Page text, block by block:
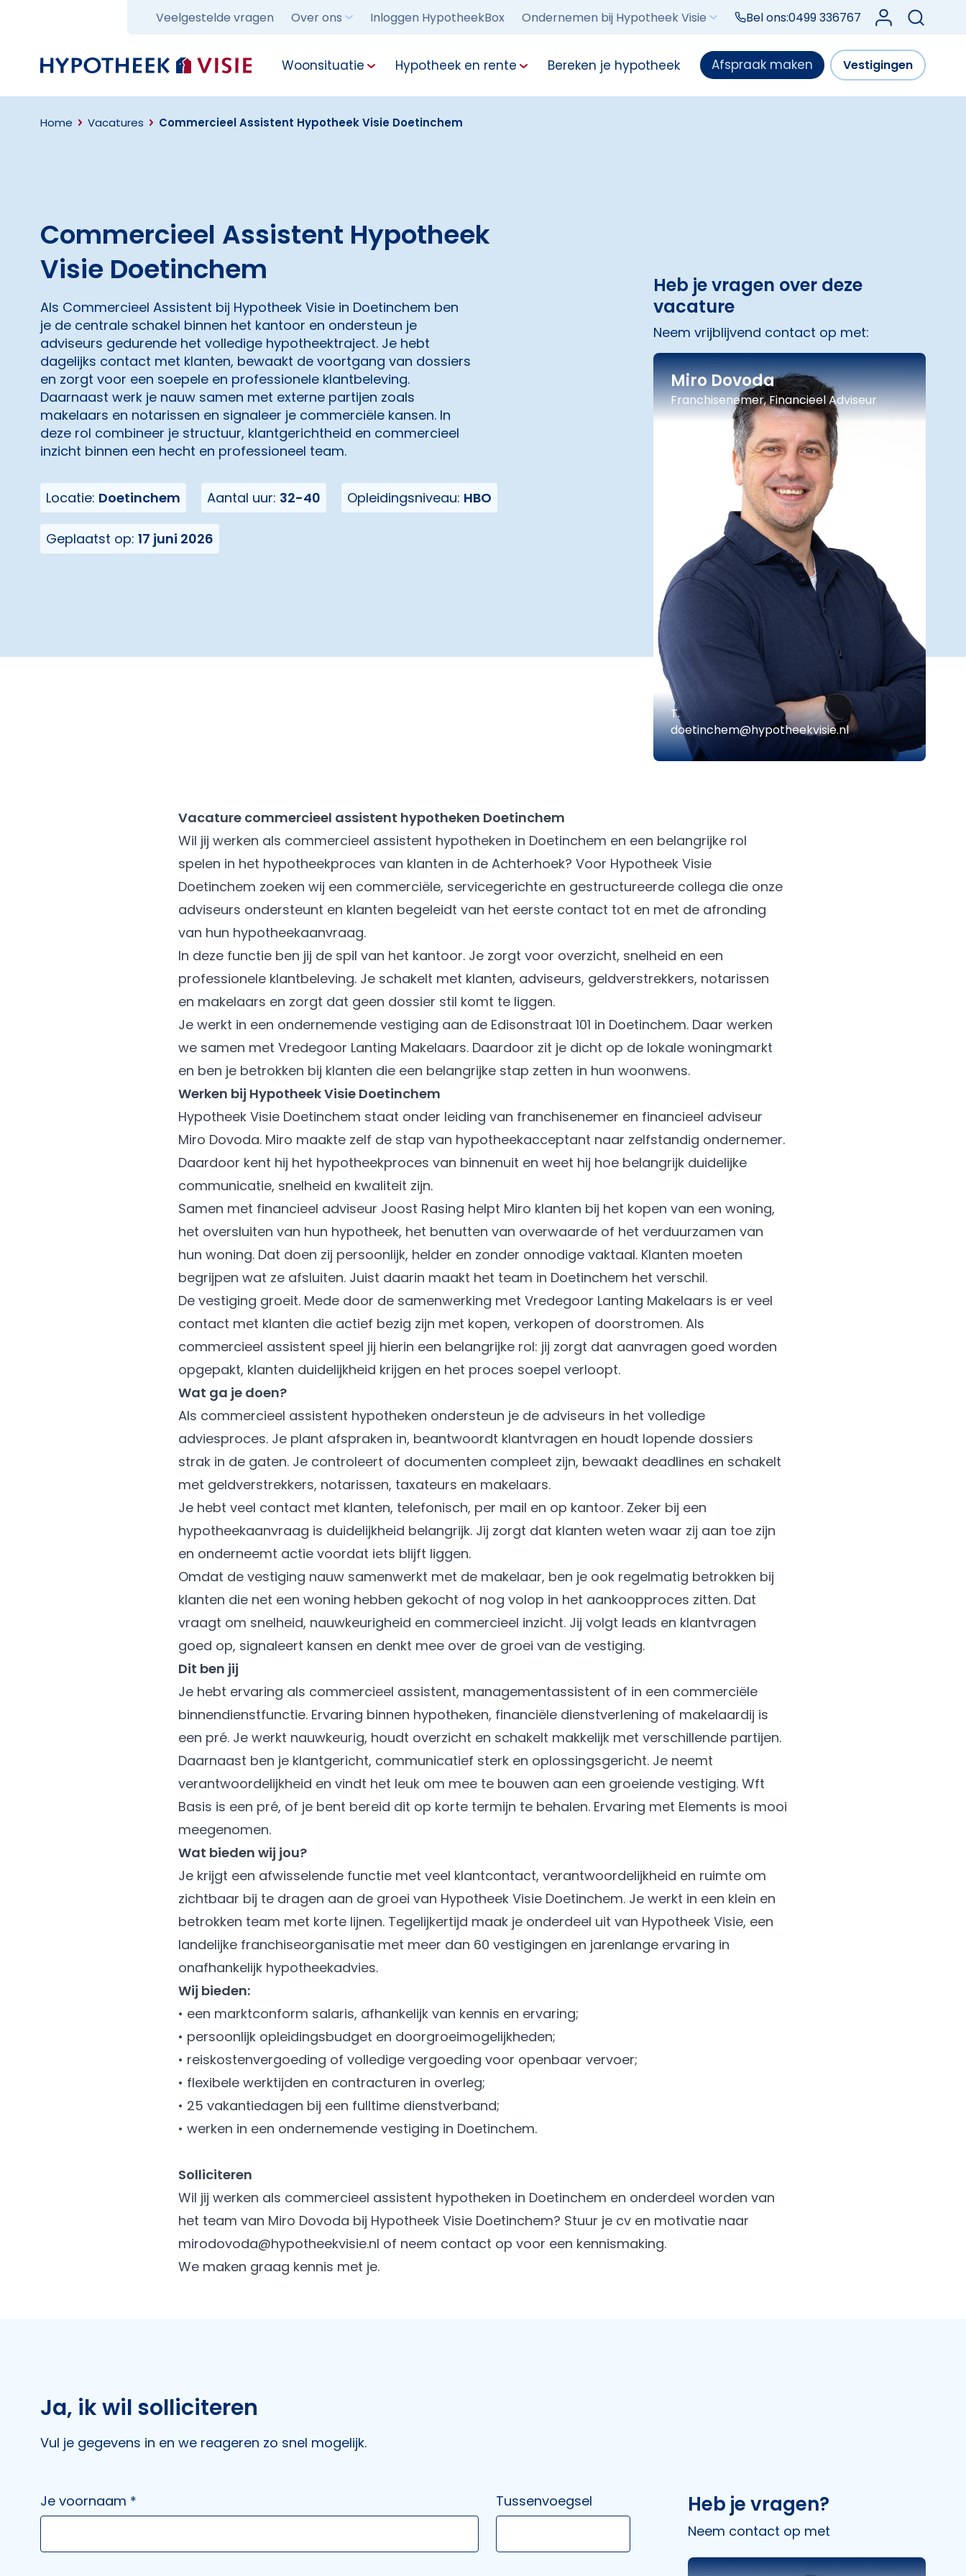
Veelgestelde vragen Over ons Inloggen HypotheekBox Ondernemen bij Hypotheek Visie Bel ons:0499 336767 Log in bij Mijn
Terug naar home Woonsituatie Hypotheek en rente Bereken je hypotheek Afspraak maken Vestigingen
Home Vacatures Commercieel Assistent Hypotheek Visie Doetinchem
Commercieel Assistent Hypotheek
Visie Doetinchem
Als Commercieel Assistent bij Hypotheek Visie in Doetinchem ben
je de centrale schakel binnen het kantoor en ondersteun je
adviseurs gedurende het volledige hypotheektraject. Je hebt
dagelijks contact met klanten, bewaakt de voortgang van dossiers
en zorgt voor een soepele en professionele klantbeleving.
Daarnaast werk je nauw samen met externe partijen zoals
makelaars en notarissen en signaleer je commerciële kansen. In
deze rol combineer je structuur, klantgerichtheid en commercieel
inzicht binnen een hecht en professioneel team.
Locatie: Doetinchem Aantal uur: 32-40 Opleidingsniveau: HBO
Geplaatst op: 17 juni 2026
Heb je vragen over deze
vacature
Neem vrijblijvend contact op met:
Miro Dovoda
Franchisenemer, Financieel Adviseur
T.
doetinchem@hypotheekvisie.nl
Vacature commercieel assistent hypotheken Doetinchem
Wil jij werken als commercieel assistent hypotheken in Doetinchem en een belangrijke rol
spelen in het hypotheekproces van klanten in de Achterhoek? Voor Hypotheek Visie
Doetinchem zoeken wij een commerciële, servicegerichte en gestructureerde collega die onze
adviseurs ondersteunt en klanten begeleidt van het eerste contact tot en met de afronding
van hun hypotheekaanvraag.
In deze functie ben jij de spil van het kantoor. Je zorgt voor overzicht, snelheid en een
professionele klantbeleving. Je schakelt met klanten, adviseurs, geldverstrekkers, notarissen
en makelaars en zorgt dat geen dossier stil komt te liggen.
Je werkt in een ondernemende vestiging aan de Edisonstraat 101 in Doetinchem. Daar werken
we samen met Vredegoor Lanting Makelaars. Daardoor zit je dicht op de lokale woningmarkt
en ben je betrokken bij klanten die een belangrijke stap zetten in hun woonwens.
Werken bij Hypotheek Visie Doetinchem
Hypotheek Visie Doetinchem staat onder leiding van franchisenemer en financieel adviseur
Miro Dovoda. Miro maakte zelf de stap van hypotheekacceptant naar zelfstandig ondernemer.
Daardoor kent hij het hypotheekproces van binnenuit en weet hij hoe belangrijk duidelijke
communicatie, snelheid en kwaliteit zijn.
Samen met financieel adviseur Joost Rasing helpt Miro klanten bij het kopen van een woning,
het oversluiten van hun hypotheek, het benutten van overwaarde of het verduurzamen van
hun woning. Dat doen zij persoonlijk, helder en zonder onnodige vaktaal. Klanten moeten
begrijpen wat ze afsluiten. Juist daarin maakt het team in Doetinchem het verschil.
De vestiging groeit. Mede door de samenwerking met Vredegoor Lanting Makelaars is er veel
contact met klanten die actief bezig zijn met kopen, verkopen of doorstromen. Als
commercieel assistent speel jij hierin een belangrijke rol: jij zorgt dat aanvragen goed worden
opgepakt, klanten duidelijkheid krijgen en het proces soepel verloopt.
Wat ga je doen?
Als commercieel assistent hypotheken ondersteun je de adviseurs in het volledige
adviesproces. Je plant afspraken in, beantwoordt klantvragen en houdt lopende dossiers
strak in de gaten. Je controleert of documenten compleet zijn, bewaakt deadlines en schakelt
met geldverstrekkers, notarissen, taxateurs en makelaars.
Je hebt veel contact met klanten, telefonisch, per mail en op kantoor. Zeker bij een
hypotheekaanvraag is duidelijkheid belangrijk. Jij zorgt dat klanten weten waar zij aan toe zijn
en onderneemt actie voordat iets blijft liggen.
Omdat de vestiging nauw samenwerkt met de makelaar, ben je ook regelmatig betrokken bij
klanten die net een woning hebben gekocht of nog volop in het aankoopproces zitten. Dat
vraagt om snelheid, nauwkeurigheid en commercieel inzicht. Jij volgt leads en klantvragen
goed op, signaleert kansen en denkt mee over de groei van de vestiging.
Dit ben jij
Je hebt ervaring als commercieel assistent, managementassistent of in een commerciële
binnendienstfunctie. Ervaring binnen hypotheken, financiële dienstverlening of makelaardij is
een pré. Je werkt nauwkeurig, houdt overzicht en schakelt makkelijk met verschillende partijen.
Daarnaast ben je klantgericht, communicatief sterk en oplossingsgericht. Je neemt
verantwoordelijkheid en vindt het leuk om mee te bouwen aan een groeiende vestiging. Wft
Basis is een pré, of je bent bereid dit op korte termijn te behalen. Ervaring met Elements is mooi
meegenomen.
Wat bieden wij jou?
Je krijgt een afwisselende functie met veel klantcontact, verantwoordelijkheid en ruimte om
zichtbaar bij te dragen aan de groei van Hypotheek Visie Doetinchem. Je werkt in een klein en
betrokken team met korte lijnen. Tegelijkertijd maak je onderdeel uit van Hypotheek Visie, een
landelijke franchiseorganisatie met meer dan 60 vestigingen en jarenlange ervaring in
onafhankelijk hypotheekadvies.
Wij bieden:
• een marktconform salaris, afhankelijk van kennis en ervaring;
• persoonlijk opleidingsbudget en doorgroeimogelijkheden;
• reiskostenvergoeding of volledige vergoeding voor openbaar vervoer;
• flexibele werktijden en contracturen in overleg;
• 25 vakantiedagen bij een fulltime dienstverband;
• werken in een ondernemende vestiging in Doetinchem.
Solliciteren
Wil jij werken als commercieel assistent hypotheken in Doetinchem en onderdeel worden van
het team van Miro Dovoda bij Hypotheek Visie Doetinchem? Stuur je cv en motivatie naar
mirodovoda@hypotheekvisie.nl of neem contact op voor een kennismaking.
We maken graag kennis met je.
Ja, ik wil solliciteren
Vul je gegevens in en we reageren zo snel mogelijk.
Je voornaam * Tussenvoegsel Heb je vragen?
Neem contact op met